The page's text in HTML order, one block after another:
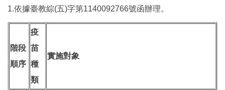
1.依據臺教綜(五)字第1140092766號函辦理。
階段
順序
疫
苗
種
類
實施對象